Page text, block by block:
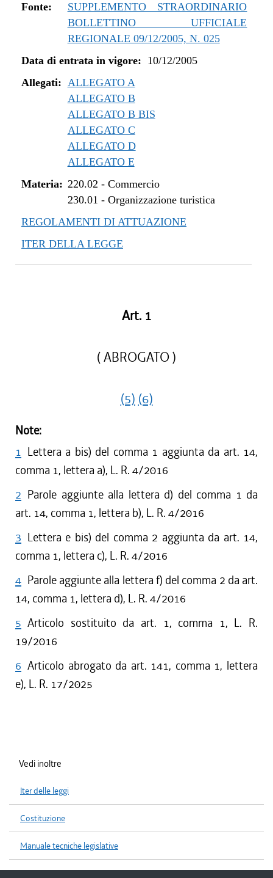
Fonte:
SUPPLEMENTO STRAORDINARIO
BOLLETTINO UFFICIALE
REGIONALE 09/12/2005, N. 025
Data di entrata in vigore: 10/12/2005
Allegati: ALLEGATO A
ALLEGATO B
ALLEGATO B BIS
ALLEGATO C
ALLEGATO D
ALLEGATO E
Materia: 220.02 - Commercio
230.01 - Organizzazione turistica
REGOLAMENTI DI ATTUAZIONE
ITER DELLA LEGGE
Art. 1
( ABROGATO )
(5) (6)
Note:
1 Lettera a bis) del comma 1 aggiunta da art. 14,
comma 1, lettera a), L. R. 4/2016
2 Parole aggiunte alla lettera d) del comma 1 da
art. 14, comma 1, lettera b), L. R. 4/2016
3 Lettera e bis) del comma 2 aggiunta da art. 14,
comma 1, lettera c), L. R. 4/2016
4 Parole aggiunte alla lettera f) del comma 2 da art.
14, comma 1, lettera d), L. R. 4/2016
5 Articolo sostituito da art. 1, comma 1, L. R.
19/2016
6 Articolo abrogato da art. 141, comma 1, lettera
e), L. R. 17/2025
Vedi inoltre
Iter delle leggi
Costituzione
Manuale tecniche legislative